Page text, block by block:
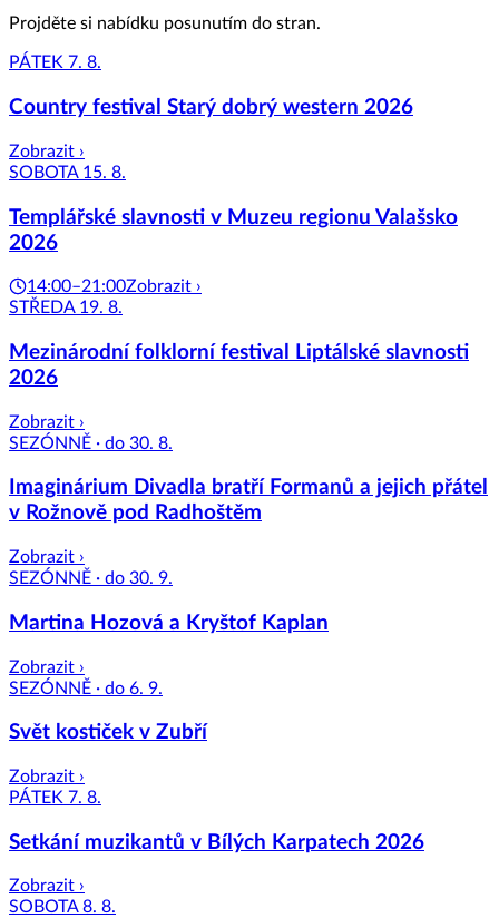
Projděte si nabídku posunutím do stran.
PÁTEK 7. 8.
Country festival Starý dobrý western 2026
Zobrazit ›
SOBOTA 15. 8.
Templářské slavnosti v Muzeu regionu Valašsko
2026
14:00–21:00Zobrazit ›
STŘEDA 19. 8.
Mezinárodní folklorní festival Liptálské slavnosti
2026
Zobrazit ›
SEZÓNNĚ · do 30. 8.
Imaginárium Divadla bratří Formanů a jejich přátel
v Rožnově pod Radhoštěm
Zobrazit ›
SEZÓNNĚ · do 30. 9.
Martina Hozová a Kryštof Kaplan
Zobrazit ›
SEZÓNNĚ · do 6. 9.
Svět kostiček v Zubří
Zobrazit ›
PÁTEK 7. 8.
Setkání muzikantů v Bílých Karpatech 2026
Zobrazit ›
SOBOTA 8. 8.